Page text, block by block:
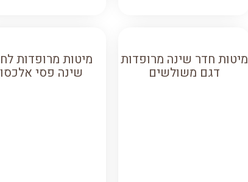
מיטות חדר שינה מרופדות
דגם משולשים
מיטות מרופדות
שינה פסי